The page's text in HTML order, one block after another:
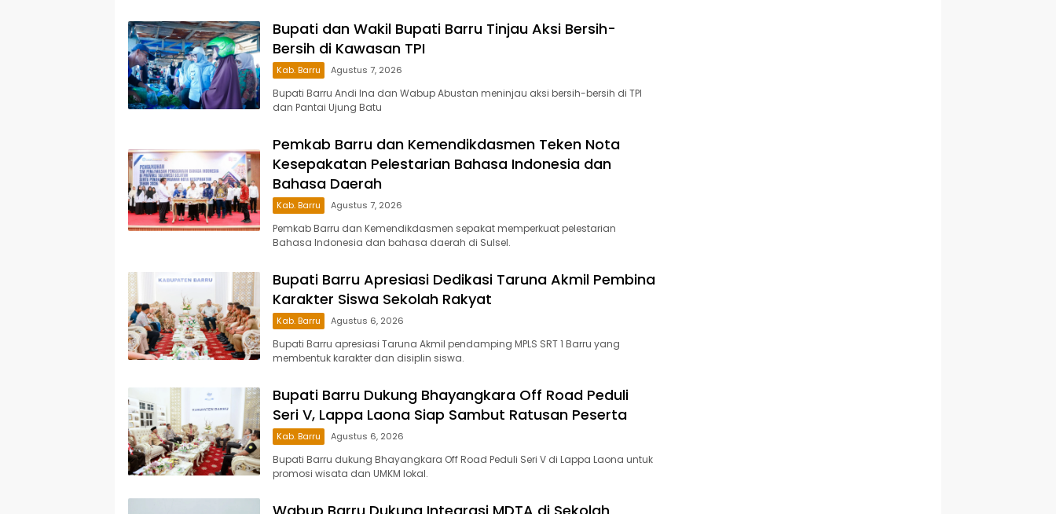
Bupati dan Wakil Bupati Barru Tinjau Aksi Bersih-
Bersih di Kawasan TPI
Kab. Barru Agustus 7, 2026
Bupati Barru Andi Ina dan Wabup Abustan meninjau aksi bersih-bersih di TPI
dan Pantai Ujung Batu
Pemkab Barru dan Kemendikdasmen Teken Nota
Kesepakatan Pelestarian Bahasa Indonesia dan
Bahasa Daerah
Kab. Barru Agustus 7, 2026
Pemkab Barru dan Kemendikdasmen sepakat memperkuat pelestarian
Bahasa Indonesia dan bahasa daerah di Sulsel.
Bupati Barru Apresiasi Dedikasi Taruna Akmil Pembina
Karakter Siswa Sekolah Rakyat
Kab. Barru Agustus 6, 2026
Bupati Barru apresiasi Taruna Akmil pendamping MPLS SRT 1 Barru yang
membentuk karakter dan disiplin siswa.
Bupati Barru Dukung Bhayangkara Off Road Peduli
Seri V, Lappa Laona Siap Sambut Ratusan Peserta
Kab. Barru Agustus 6, 2026
Bupati Barru dukung Bhayangkara Off Road Peduli Seri V di Lappa Laona untuk
promosi wisata dan UMKM lokal.